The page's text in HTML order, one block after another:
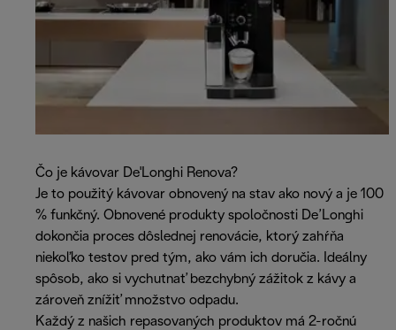
Čo je kávovar De'Longhi Renova?
Je to použitý kávovar obnovený na stav ako nový a je 100
% funkčný. Obnovené produkty spoločnosti De’Longhi
dokončia proces dôslednej renovácie, ktorý zahŕňa
niekoľko testov pred tým, ako vám ich doručia. Ideálny
spôsob, ako si vychutnať bezchybný zážitok z kávy a
zároveň znížiť množstvo odpadu.
Každý z našich repasovaných produktov má 2-ročnú